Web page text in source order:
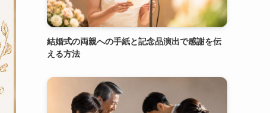
結婚式の両親への手紙と記念品演出で感謝を伝
える方法